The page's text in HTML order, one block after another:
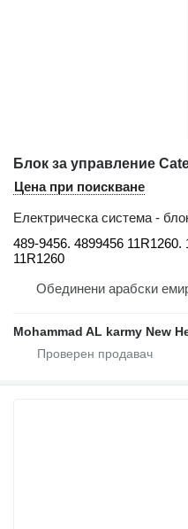
Цена при поискване
Електрическа система -
489-9456. 4899456 11R1260.
11R1260
Обединени арабски